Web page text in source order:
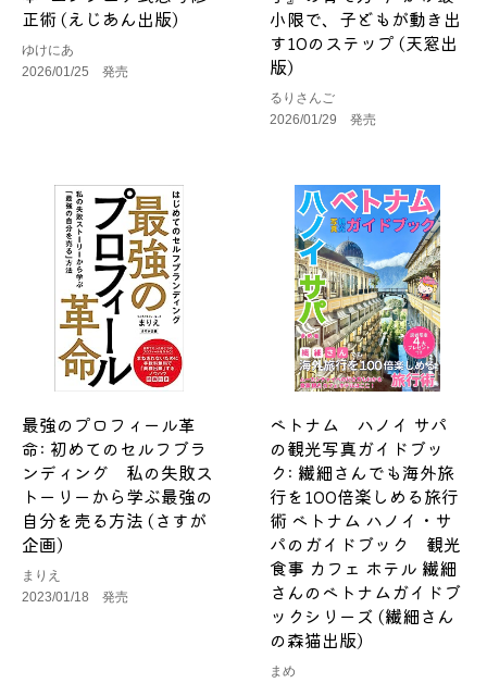
正術 (えじあん出版)
ゆけにあ
2026/01/25 発売
小限で、子どもが動き出
す10のステップ (天窓出
版)
るりさんご
2026/01/29 発売
最強のプロフィール革
命: 初めてのセルフブラ
ンディング 私の失敗ス
トーリーから学ぶ最強の
自分を売る方法 (さすが
企画)
まりえ
2023/01/18 発売
ベトナム ハノイ サパ
の観光写真ガイドブッ
ク: 繊細さんでも海外旅
行を100倍楽しめる旅行
術 ベトナム ハノイ・サ
パのガイドブック 観光
食事 カフェ ホテル 繊細
さんのベトナムガイドブ
ックシリーズ (繊細さん
の森猫出版)
まめ